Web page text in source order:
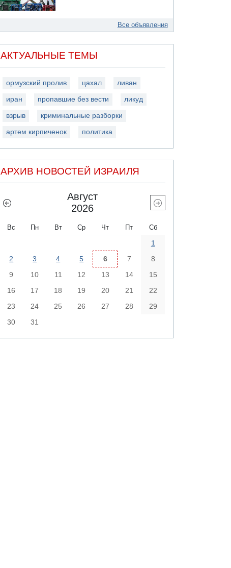
Все объявления
АКТУАЛЬНЫЕ ТЕМЫ
ормузский пролив цахал ливан
иран пропавшие без вести ликуд
взрыв криминальные разборки
артем кирпиченок политика
АРХИВ НОВОСТЕЙ ИЗРАИЛЯ
Август
2026
Вс Пн Вт Ср Чт Пт Сб
1
2
3 4 5 6 7
8
9
10 11 12 13 14
15
16
17 18 19 20 21
22
23
24 25 26 27 28
29
30
31